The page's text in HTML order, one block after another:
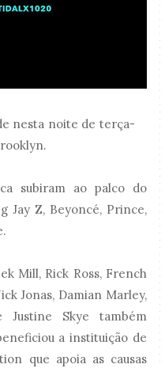
nesta noite de terça-
subiram ao palco do
Jay Z, Beyoncé, Prince,
Mill, Rick Ross, French
Jonas, Damian Marley,
Justine Skye também
a instituição de
que apoia as causas